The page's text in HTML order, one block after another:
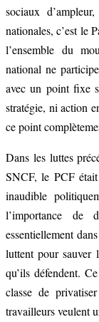
sociaux
nationales, c’est le
l’ensemble du
national ne
avec un point fixe
stratégie, ni action
ce point
Dans les luttes
SNCF, le PCF
inaudible
l’importance de
essentiellement
luttent pour sauver
qu’ils défendent.
classe de
travailleurs veulent